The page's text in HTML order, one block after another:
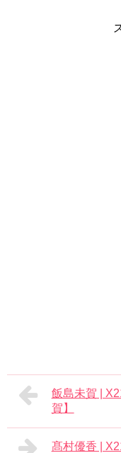
飯島未賀 |
賀】
髙村優香 |